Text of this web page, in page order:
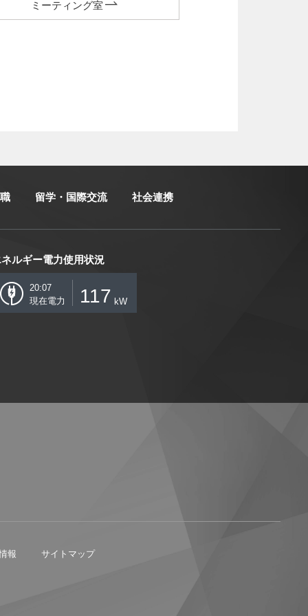
ミーティング室
留学・国際交流 社会連携
ルギー電力使用状況
20:07
現在電力
117 kW
報 サイトマップ